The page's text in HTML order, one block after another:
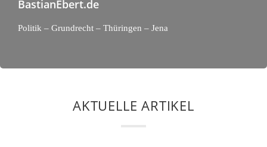
BastianEbert.de
Politik – Grundrecht – Thüringen – Jena
AKTUELLE ARTIKEL